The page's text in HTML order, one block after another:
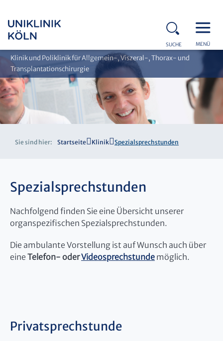
SUCHE MENÜ
Klinik und Poliklinik für Allgemein-, Viszeral-, Thorax- und
Transplantationschirurgie
Sie sind hier: Startseite Klinik Spezialsprechstunden
Spezialsprechstunden
Nachfolgend finden Sie eine Übersicht unserer
organspezifischen Spezialsprechstunden.
Die ambulante Vorstellung ist auf Wunsch auch über
eine Telefon- oderVideosprechstunde möglich.
Privatsprechstunde